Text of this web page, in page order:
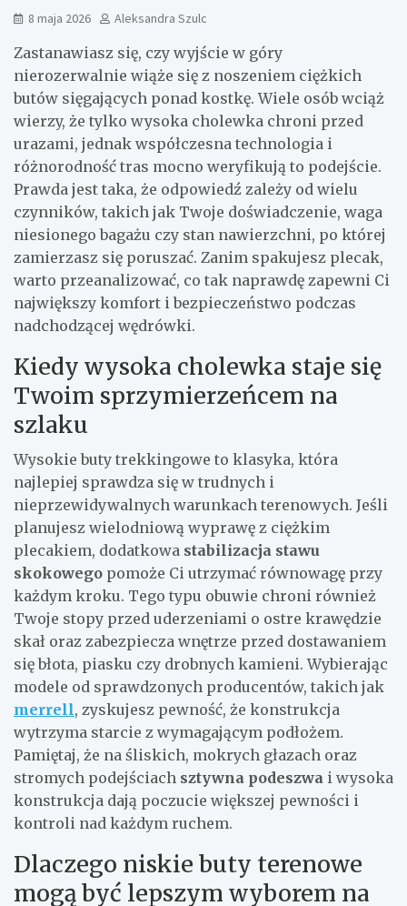
8 maja 2026 Aleksandra Szulc
Zastanawiasz się, czy wyjście w góry
nierozerwalnie wiąże się z noszeniem ciężkich
butów sięgających ponad kostkę. Wiele osób wciąż
wierzy, że tylko wysoka cholewka chroni przed
urazami, jednak współczesna technologia i
różnorodność tras mocno weryfikują to podejście.
Prawda jest taka, że odpowiedź zależy od wielu
czynników, takich jak Twoje doświadczenie, waga
niesionego bagażu czy stan nawierzchni, po której
zamierzasz się poruszać. Zanim spakujesz plecak,
warto przeanalizować, co tak naprawdę zapewni Ci
największy komfort i bezpieczeństwo podczas
nadchodzącej wędrówki.
Kiedy wysoka cholewka staje się
Twoim sprzymierzeńcem na
szlaku
Wysokie buty trekkingowe to klasyka, która
najlepiej sprawdza się w trudnych i
nieprzewidywalnych warunkach terenowych. Jeśli
planujesz wielodniową wyprawę z ciężkim
plecakiem, dodatkowa stabilizacja stawu
skokowego pomoże Ci utrzymać równowagę przy
każdym kroku. Tego typu obuwie chroni również
Twoje stopy przed uderzeniami o ostre krawędzie
skał oraz zabezpiecza wnętrze przed dostawaniem
się błota, piasku czy drobnych kamieni. Wybierając
modele od sprawdzonych producentów, takich jak
merrell, zyskujesz pewność, że konstrukcja
wytrzyma starcie z wymagającym podłożem.
Pamiętaj, że na śliskich, mokrych głazach oraz
stromych podejściach sztywna podeszwa i wysoka
konstrukcja dają poczucie większej pewności i
kontroli nad każdym ruchem.
Dlaczego niskie buty terenowe
mogą być lepszym wyborem na